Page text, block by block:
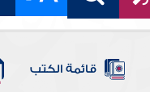
قائمة الكتب